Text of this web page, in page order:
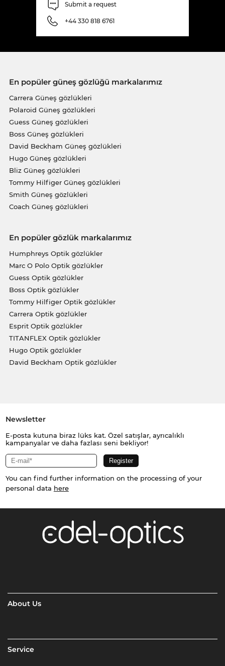
Submit a request
+44 330 818 6761
En popüler güneş gözlüğü markalarımız
Carrera Güneş gözlükleri
Polaroid Güneş gözlükleri
Guess Güneş gözlükleri
Boss Güneş gözlükleri
David Beckham Güneş gözlükleri
Hugo Güneş gözlükleri
Bliz Güneş gözlükleri
Tommy Hilfiger Güneş gözlükleri
Smith Güneş gözlükleri
Coach Güneş gözlükleri
En popüler gözlük markalarımız
Humphreys Optik gözlükler
Marc O Polo Optik gözlükler
Guess Optik gözlükler
Boss Optik gözlükler
Tommy Hilfiger Optik gözlükler
Carrera Optik gözlükler
Esprit Optik gözlükler
TITANFLEX Optik gözlükler
Hugo Optik gözlükler
David Beckham Optik gözlükler
Newsletter
E-posta kutuna biraz lüks kat. Özel satışlar, ayrıcalıklı
kampanyalar ve daha fazlası seni bekliyor!
You can find further information on the processing of your
personal data here
About Us
Service